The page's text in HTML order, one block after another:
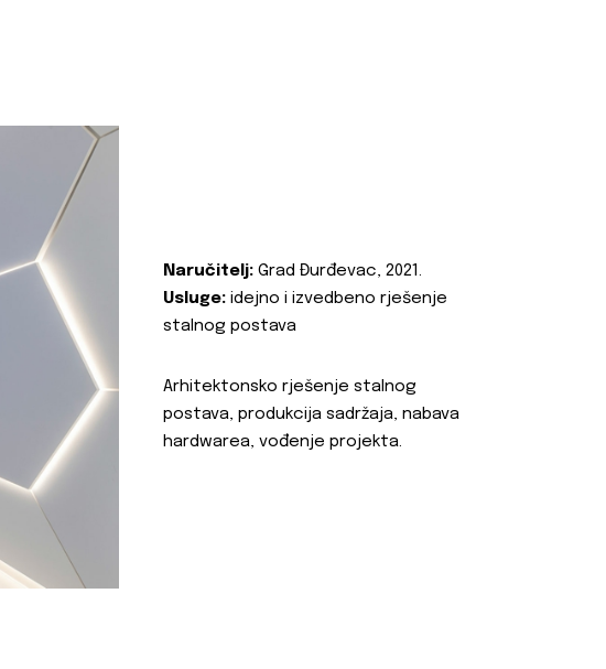
Naručitelj: Grad Đurđevac, 2021.
Usluge: idejno i izvedbeno rješenje
stalnog postava
Arhitektonsko rješenje stalnog
postava, produkcija sadržaja, nabava
hardwarea, vođenje projekta.